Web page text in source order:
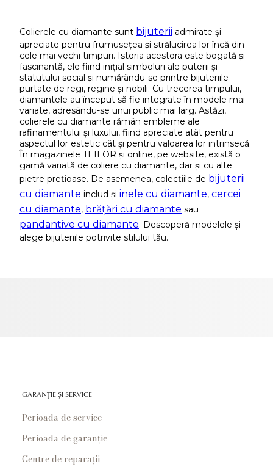
Colierele cu diamante sunt bijuterii admirate și
apreciate pentru frumusețea și strălucirea lor încă din
cele mai vechi timpuri. Istoria acestora este bogată și
fascinantă, ele fiind inițial simboluri ale puterii și
statutului social și numărându-se printre bijuteriile
purtate de regi, regine și nobili. Cu trecerea timpului,
diamantele au început să fie integrate în modele mai
variate, adresându-se unui public mai larg. Astăzi,
colierele cu diamante rămân embleme ale
rafinamentului și luxului, fiind apreciate atât pentru
aspectul lor estetic cât și pentru valoarea lor intrinsecă.
În magazinele TEILOR și online, pe website, există o
gamă variată de coliere cu diamante, dar și cu alte
pietre prețioase. De asemenea, colecțiile de bijuterii
cu diamante includ și inele cu diamante, cercei
cu diamante, brățări cu diamante sau
pandantive cu diamante. Descoperă modelele și
alege bijuteriile potrivite stilului tău.
GARANȚIE ȘI SERVICE
Perioada de service
Perioada de garanție
Centre de reparații